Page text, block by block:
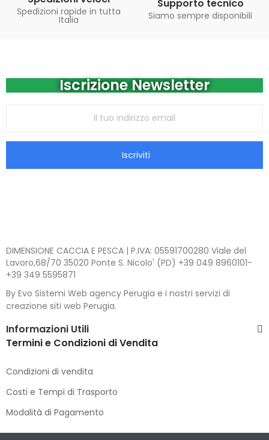
Spedizioni rapide in tutta
Italia
Supporto tecnico
Siamo sempre disponibili
Iscrizione Newsletter
Iscriviti
DIMENSIONE CACCIA E PESCA | P.IVA: 05591700280 Viale del
Lavoro,68/70 35020 Ponte S. Nicolo' (PD) +39 049 8960101-
+39 349 5595871
By Evo Sistemi Web agency Perugia e i nostri servizi di
creazione siti web Perugia.
Informazioni Utili
Termini e Condizioni di Vendita
Condizioni di vendita
Costi e Tempi di Trasporto
Modalità di Pagamento